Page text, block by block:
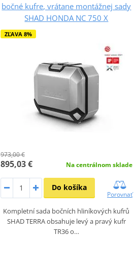
bočné kufre, vrátane montážnej sady
SHAD HONDA NC 750 X
ZĽAVA 8%
973,00 €
895,03 € Na centrálnom sklade
Do košíka
Porovnať
Kompletní sada bočních hliníkových kufrů
SHAD TERRA obsahuje levý a pravý kufr
TR36 o…